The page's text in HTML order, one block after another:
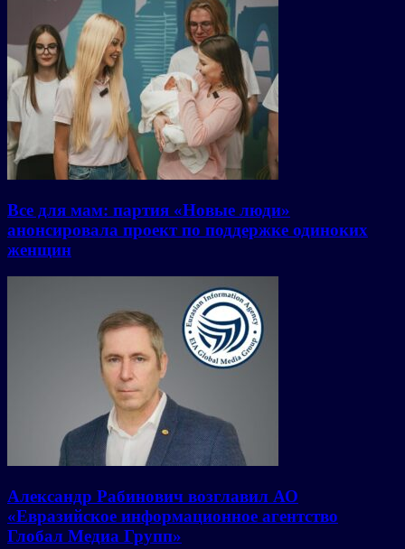
Все для мам: партия «Новые люди»
анонсировала проект по поддержке одиноких
женщин
Александр Рабинович возглавил АО
«Евразийское информационное агентство
Глобал Медиа Групп»